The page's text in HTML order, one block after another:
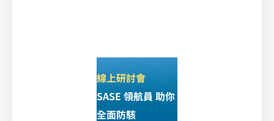
線上研討會
SASE 領航員 助你
全面防駭